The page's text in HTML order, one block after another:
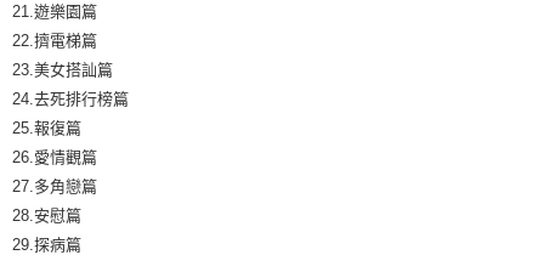
21.遊樂園篇
22.擠電梯篇
23.美女搭訕篇
24.去死排行榜篇
25.報復篇
26.愛情觀篇
27.多角戀篇
28.安慰篇
29.探病篇